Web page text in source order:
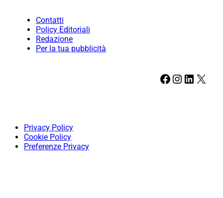
Contatti
Policy Editoriali
Redazione
Per la tua pubblicità
Facebook Instagram LinkedIn X
Privacy Policy
Cookie Policy
Preferenze Privacy